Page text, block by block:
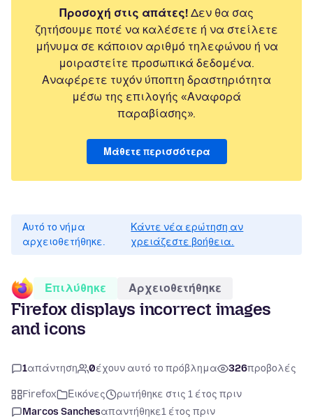
Προσοχή στις απάτες! Δεν θα σας
ζητήσουμε ποτέ να καλέσετε ή να στείλετε
μήνυμα σε κάποιον αριθμό τηλεφώνου ή να
μοιραστείτε προσωπικά δεδομένα.
Αναφέρετε τυχόν ύποπτη δραστηριότητα
μέσω της επιλογής «Αναφορά
παραβίασης».
Μάθετε περισσότερα
Αυτό το νήμα
αρχειοθετήθηκε.
Κάντε νέα ερώτηση αν
χρειάζεστε βοήθεια.
Επιλύθηκε Αρχειοθετήθηκε
Firefox displays incorrect images
and icons
1απάντηση 0έχουν αυτό το πρόβλημα 326προβολές
Firefox Εικόνες
ρωτήθηκε στις 1 έτος πριν
Marcos Sanchesαπαντήθηκε1 έτος πριν